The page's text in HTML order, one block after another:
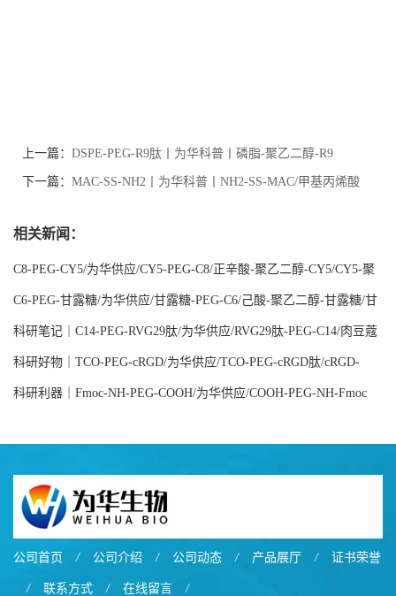
上一篇： DSPE-PEG-R9肽丨为华科普丨磷脂-聚乙二醇-R9
肽/DSPE-PEG-R9肽/R9肽-PEG-DSPE/R9肽-聚乙二醇-磷脂
下一篇： MAC-SS-NH2丨为华科普丨NH2-SS-MAC/甲基丙烯酸
相关新闻：
C8-PEG-CY5/为华供应/CY5-PEG-C8/正辛酸-聚乙二醇-CY5/CY5-聚
乙二醇-正辛酸
C6-PEG-甘露糖/为华供应/甘露糖-PEG-C6/己酸-聚乙二醇-甘露糖/甘
露糖-聚乙二醇-己酸
科研笔记｜C14-PEG-RVG29肽/为华供应/RVG29肽-PEG-C14/肉豆蔻
基-聚乙二醇-RVG29肽/RVG29肽-聚乙二醇-肉豆蔻基
科研好物｜TCO-PEG-cRGD/为华供应/TCO-PEG-cRGD肽/cRGD-
PEG-TCO/反式环辛烯-聚乙二醇-cRGD肽
科研利器｜Fmoc-NH-PEG-COOH/为华供应/COOH-PEG-NH-Fmoc
公司首页 / 公司介绍 / 公司动态 / 产品展厅 / 证书荣誉
/ 联系方式 / 在线留言 /